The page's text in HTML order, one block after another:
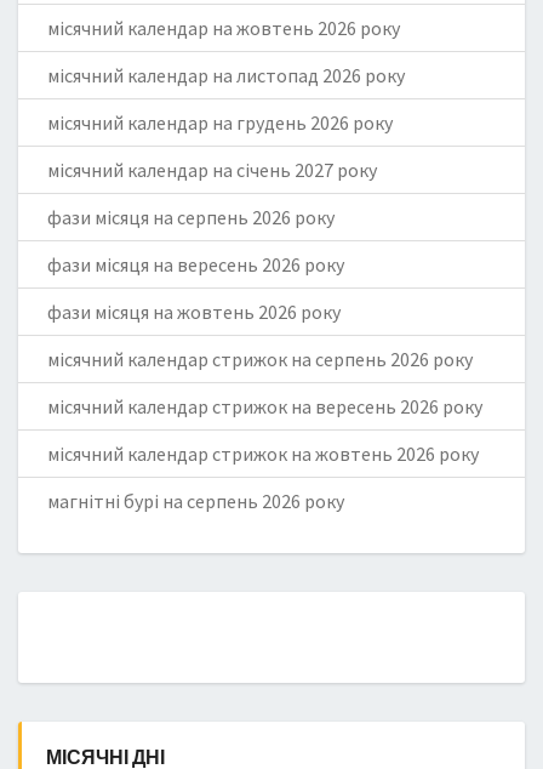
місячний календар на жовтень 2026 року
місячний календар на листопад 2026 року
місячний календар на грудень 2026 року
місячний календар на січень 2027 року
фази місяця на серпень 2026 року
фази місяця на вересень 2026 року
фази місяця на жовтень 2026 року
місячний календар стрижок на серпень 2026 року
місячний календар стрижок на вересень 2026 року
місячний календар стрижок на жовтень 2026 року
магнітні бурі на серпень 2026 року
МІСЯЧНІ ДНІ